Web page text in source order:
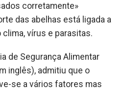
corretamente»
das abelhas está ligada a
vírus e parasitas.
de Segurança Alimentar
inglês), admitiu que o
se a vários fatores mas